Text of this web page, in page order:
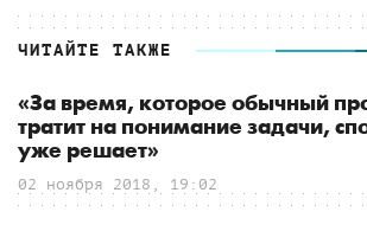
ЧИТАЙТЕ ТАКЖЕ
«За время, которое обычный
тратит на понимание задачи,
уже решает»
02 ноября 2018, 19:02